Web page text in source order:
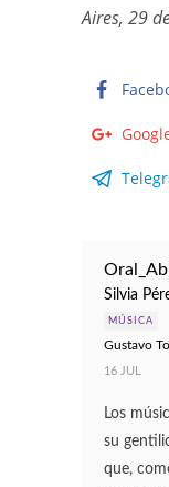
Aires, 29
Silvia
MÚSICA
Gustavo
16 JUL
Los
su
que,